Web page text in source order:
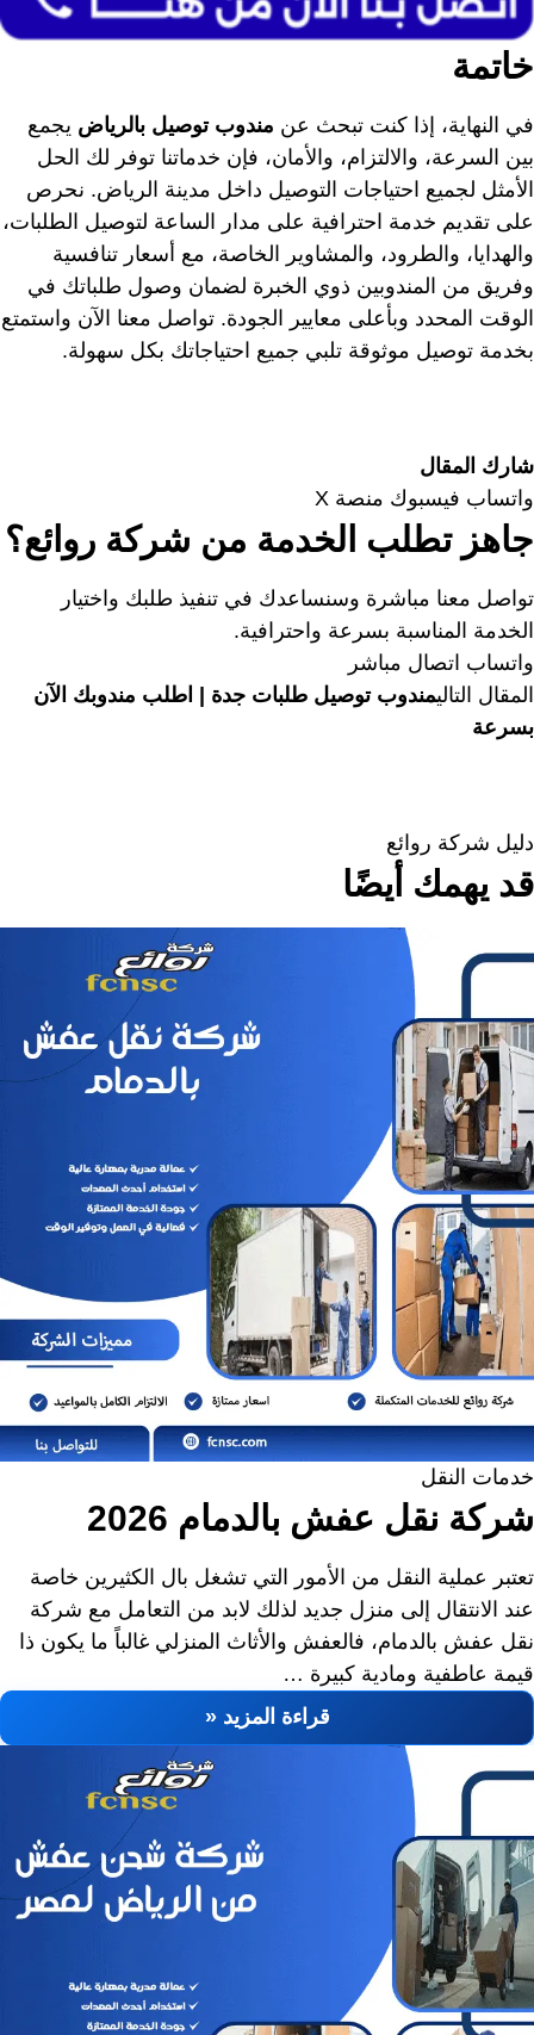
خاتمة
في النهاية، إذا كنت تبحث عن مندوب توصيل بالرياض يجمع
بين السرعة، والالتزام، والأمان، فإن خدماتنا توفر لك الحل
الأمثل لجميع احتياجات التوصيل داخل مدينة الرياض. نحرص
على تقديم خدمة احترافية على مدار الساعة لتوصيل الطلبات،
والهدايا، والطرود، والمشاوير الخاصة، مع أسعار تنافسية
وفريق من المندوبين ذوي الخبرة لضمان وصول طلباتك في
الوقت المحدد وبأعلى معايير الجودة. تواصل معنا الآن واستمتع
بخدمة توصيل موثوقة تلبي جميع احتياجاتك بكل سهولة.
شارك المقال
واتساب فيسبوك منصة X
جاهز تطلب الخدمة من شركة روائع؟
تواصل معنا مباشرة وسنساعدك في تنفيذ طلبك واختيار
الخدمة المناسبة بسرعة واحترافية.
واتساب اتصال مباشر
المقال التاليمندوب توصيل طلبات جدة | اطلب مندوبك الآن
بسرعة
دليل شركة روائع
قد يهمك أيضًا
خدمات النقل
شركة نقل عفش بالدمام 2026
تعتبر عملية النقل من الأمور التي تشغل بال الكثيرين خاصة
عند الانتقال إلى منزل جديد لذلك لابد من التعامل مع شركة
نقل عفش بالدمام، فالعفش والأثاث المنزلي غالباً ما يكون ذا
قيمة عاطفية ومادية كبيرة …
قراءة المزيد «